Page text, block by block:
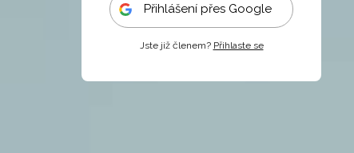
Přihlášení přes Google
Jste již členem? Přihlaste se